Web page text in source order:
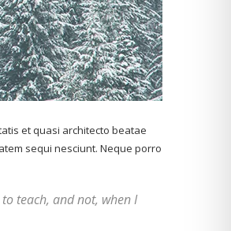
et quasi architecto beatae
sequi nesciunt. Neque porro
teach, and not, when I